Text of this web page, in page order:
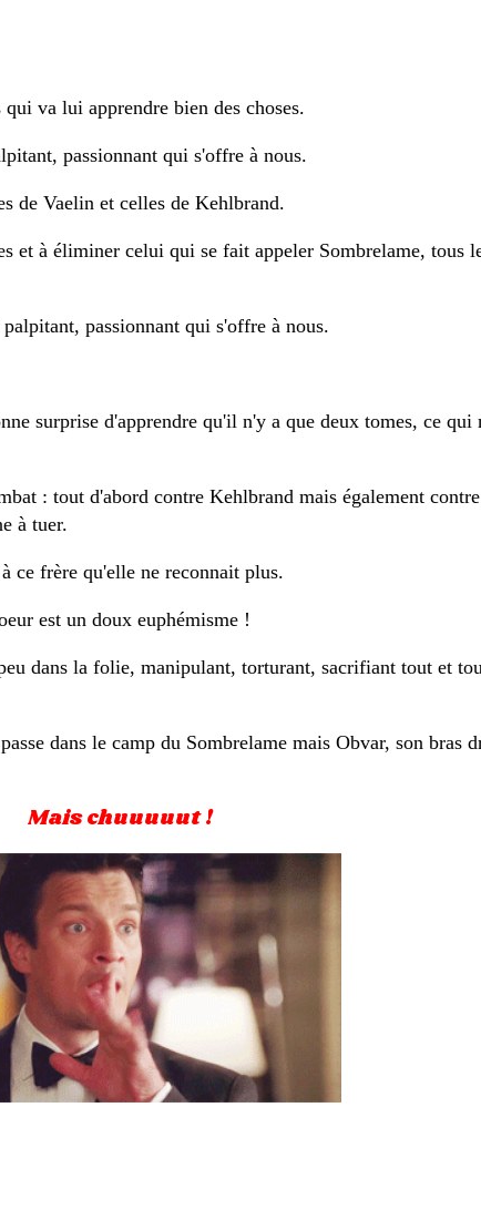
qui va lui apprendre bien des choses.
passionnant qui s'offre à nous.
de Vaelin et celles de Kehlbrand.
et à éliminer celui qui se fait appeler Sombrelame, tous
passionnant qui s'offre à nous.
surprise d'apprendre qu'il n'y a que deux tomes, ce
: tout d'abord contre Kehlbrand mais également
à tuer.
ce frère qu'elle ne reconnait plus.
est un doux euphémisme !
dans la folie, manipulant, torturant, sacrifiant tout et
dans le camp du Sombrelame mais Obvar, son bras
Mais chuuuuut !